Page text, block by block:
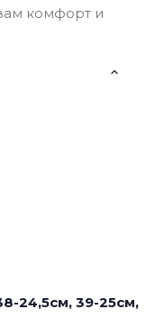
комфорт и
24,5см, 39-25см,